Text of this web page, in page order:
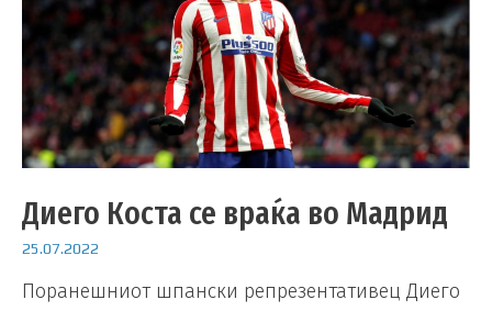
Диего Коста се враќа во Мадрид
25.07.2022
Поранешниот шпански репрезентативец Диего